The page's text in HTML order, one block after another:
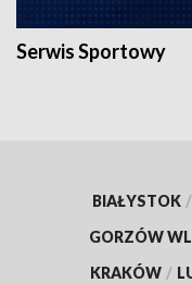
Serwis Sportowy
BIAŁYSTOK /
GORZÓW
KRAKÓW /